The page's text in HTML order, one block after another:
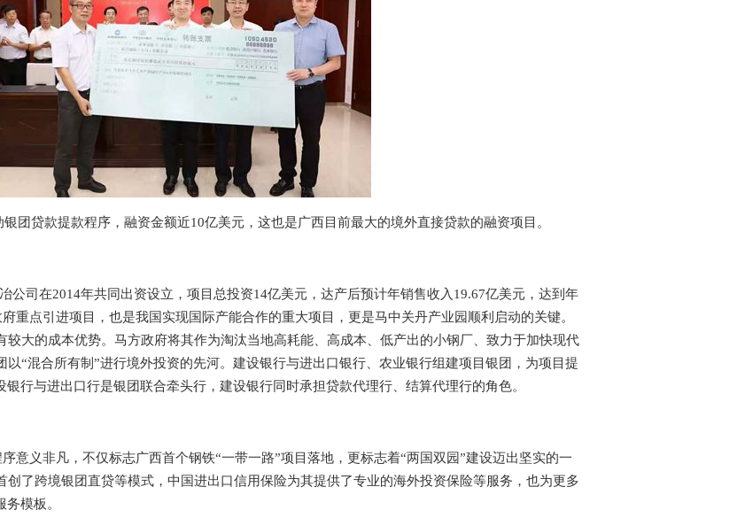
团贷款提款程序，融资金额近10亿美元，这也是广西目前最大的境外直接贷款的融资项目。
公司在2014年共同出资设立，项目总投资14亿美元，达产后预计年销售收入19.67亿美元，达到年
重点引进项目，也是我国实现国际产能合作的重大项目，更是马中关丹产业园顺利启动的关键。
大的成本优势。马方政府将其作为淘汰当地高耗能、高成本、低产出的小钢厂、致力于加快现代
“混合所有制”进行境外投资的先河。建设银行与进出口银行、农业银行组建项目银团，为项目提
行与进出口行是银团联合牵头行，建设银行同时承担贷款代理行、结算代理行的角色。
意义非凡，不仅标志广西首个钢铁“一带一路”项目落地，更标志着“两国双园”建设迈出坚实的一
了跨境银团直贷等模式，中国进出口信用保险为其提供了专业的海外投资保险等服务，也为更多
模板。